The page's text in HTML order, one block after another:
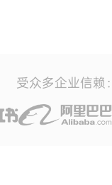
受众多企业信赖：